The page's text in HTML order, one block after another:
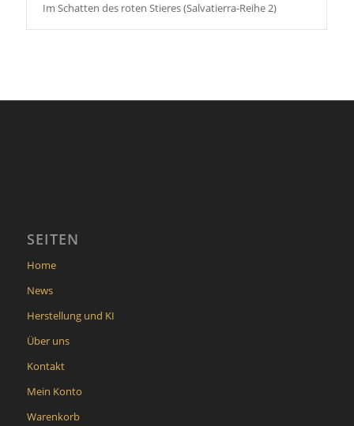
Im Schatten des roten Stieres (Salvatierra-Reihe 2)
SEITEN
Home
News
Herstellung und KI
Über uns
Kontakt
Mein Konto
Warenkorb